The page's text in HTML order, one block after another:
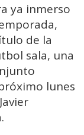
ya inmerso
de la
sala, una
lunes